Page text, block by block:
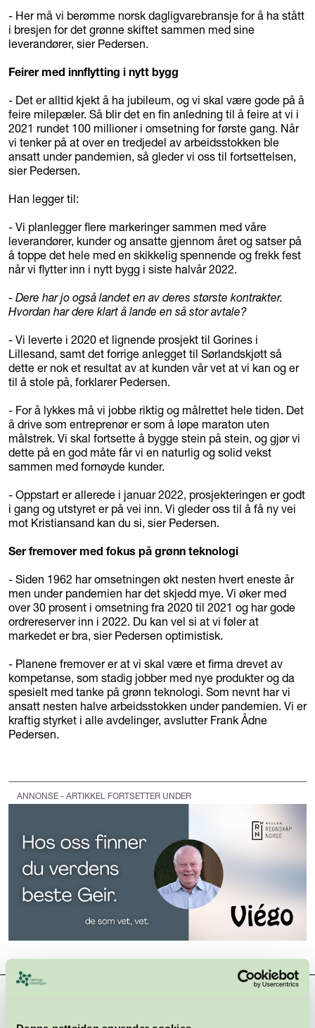
- Her må vi berømme norsk dagligvarebransje for å ha stått
i bresjen for det grønne skiftet sammen med sine
leverandører, sier Pedersen.
Feirer med innflytting i nytt bygg
- Det er alltid kjekt å ha jubileum, og vi skal være gode på å
feire milepæler. Så blir det en fin anledning til å feire at vi i
2021 rundet 100 millioner i omsetning for første gang. Når
vi tenker på at over en tredjedel av arbeidsstokken ble
ansatt under pandemien, så gleder vi oss til fortsettelsen,
sier Pedersen.
Han legger til:
- Vi planlegger flere markeringer sammen med våre
leverandører, kunder og ansatte gjennom året og satser på
å toppe det hele med en skikkelig spennende og frekk fest
når vi flytter inn i nytt bygg i siste halvår 2022.
- Dere har jo også landet en av deres største kontrakter.
Hvordan har dere klart å lande en så stor avtale?
- Vi leverte i 2020 et lignende prosjekt til Gorines i
Lillesand, samt det forrige anlegget til Sørlandskjøtt så
dette er nok et resultat av at kunden vår vet at vi kan og er
til å stole på, forklarer Pedersen.
- For å lykkes må vi jobbe riktig og målrettet hele tiden. Det
å drive som entreprenør er som å løpe maraton uten
målstrek. Vi skal fortsette å bygge stein på stein, og gjør vi
dette på en god måte får vi en naturlig og solid vekst
sammen med fornøyde kunder.
- Oppstart er allerede i januar 2022, prosjekteringen er godt
i gang og utstyret er på vei inn. Vi gleder oss til å få ny vei
mot Kristiansand kan du si, sier Pedersen.
Ser fremover med fokus på grønn teknologi
- Siden 1962 har omsetningen økt nesten hvert eneste år
men under pandemien har det skjedd mye. Vi øker med
over 30 prosent i omsetning fra 2020 til 2021 og har gode
ordrereserver inn i 2022. Du kan vel si at vi føler at
markedet er bra, sier Pedersen optimistisk.
- Planene fremover er at vi skal være et firma drevet av
kompetanse, som stadig jobber med nye produkter og da
spesielt med tanke på grønn teknologi. Som nevnt har vi
ansatt nesten halve arbeidsstokken under pandemien. Vi er
kraftig styrket i alle avdelinger, avslutter Frank Ådne
Pedersen.
ANNONSE - ARTIKKEL FORTSETTER UNDER